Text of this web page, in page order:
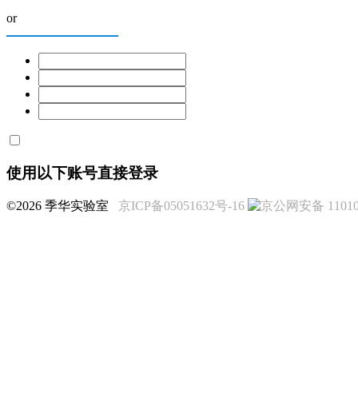
or
使用以下账号直接登录
©2026 季华实验室 京ICP备05051632号-16 京公网安备